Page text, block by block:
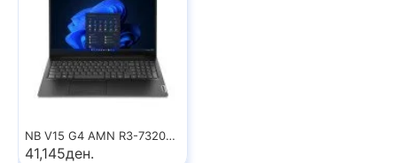
NB V15 G4 AMN R3-7320U 15\\\"/16/256GB 82YU0102RM LENOVO
41,145ден.